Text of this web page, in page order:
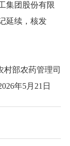
集团股份有限
延续，核发
村部农药管理司
年5月21日